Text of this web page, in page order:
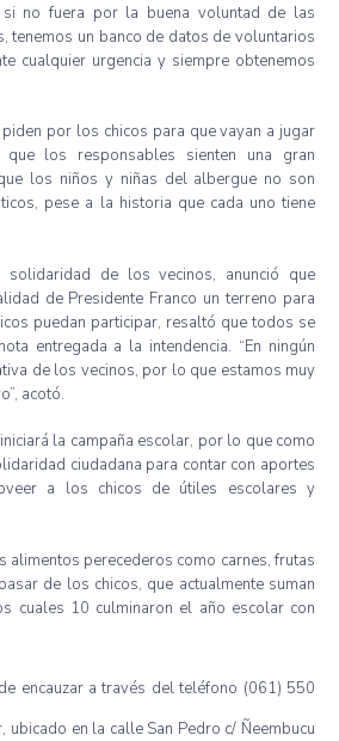
no fuera por la buena voluntad de las
tenemos un banco de datos de voluntarios
cualquier urgencia y siempre obtenemos
por los chicos para que vayan a jugar
los responsables sienten una gran
los niños y niñas del albergue no son
pese a la historia que cada uno tiene
de los vecinos, anunció que
de Presidente Franco un terreno para
puedan participar, resaltó que todos se
entregada a la intendencia. “En ningún
de los vecinos, por lo que estamos muy
acotó.
la campaña escolar, por lo que como
ciudadana para contar con aportes
a los chicos de útiles escolares y
alimentos perecederos como carnes, frutas
de los chicos, que actualmente suman
cuales 10 culminaron el año escolar con
encauzar a través del teléfono (061) 550
en la calle San Pedro c/ Ñeembucu